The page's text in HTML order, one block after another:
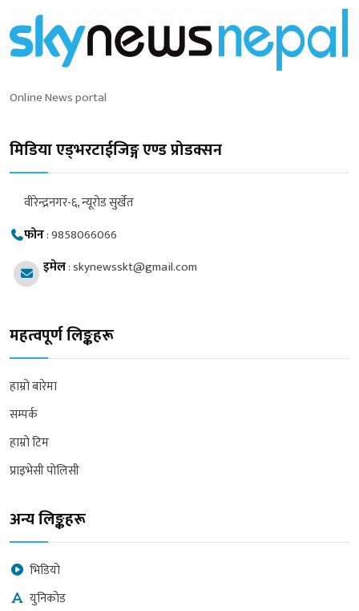
Online News portal
मिडिया एड्भरटाईजिङ्ग एण्ड प्रोडक्सन
वीरेन्द्रनगर-६, न्यूरोड सुर्खेत
फोन:9858066066
इमेल:skynewsskt@gmail.com
महत्वपूर्ण लिङ्कहरू
हाम्रो बारेमा
सम्पर्क
हाम्रो टिम
प्राइभेसी पोलिसी
अन्य लिङ्कहरू
भिडियो
युनिकोड